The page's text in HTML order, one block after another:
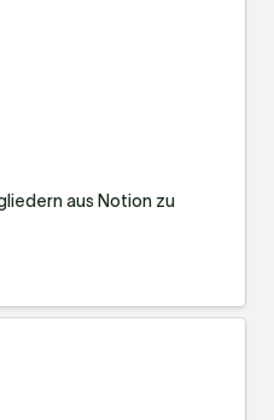
aus Notion zu
Einsatz &